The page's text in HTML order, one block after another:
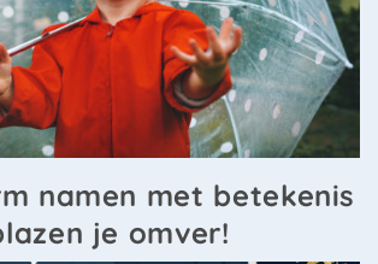
namen met betekenis
je omver!